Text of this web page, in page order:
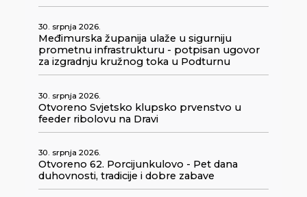
30. srpnja 2026.
Međimurska županija ulaže u sigurniju
prometnu infrastrukturu - potpisan ugovor
za izgradnju kružnog toka u Podturnu
30. srpnja 2026.
Otvoreno Svjetsko klupsko prvenstvo u
feeder ribolovu na Dravi
30. srpnja 2026.
Otvoreno 62. Porcijunkulovo - Pet dana
duhovnosti, tradicije i dobre zabave